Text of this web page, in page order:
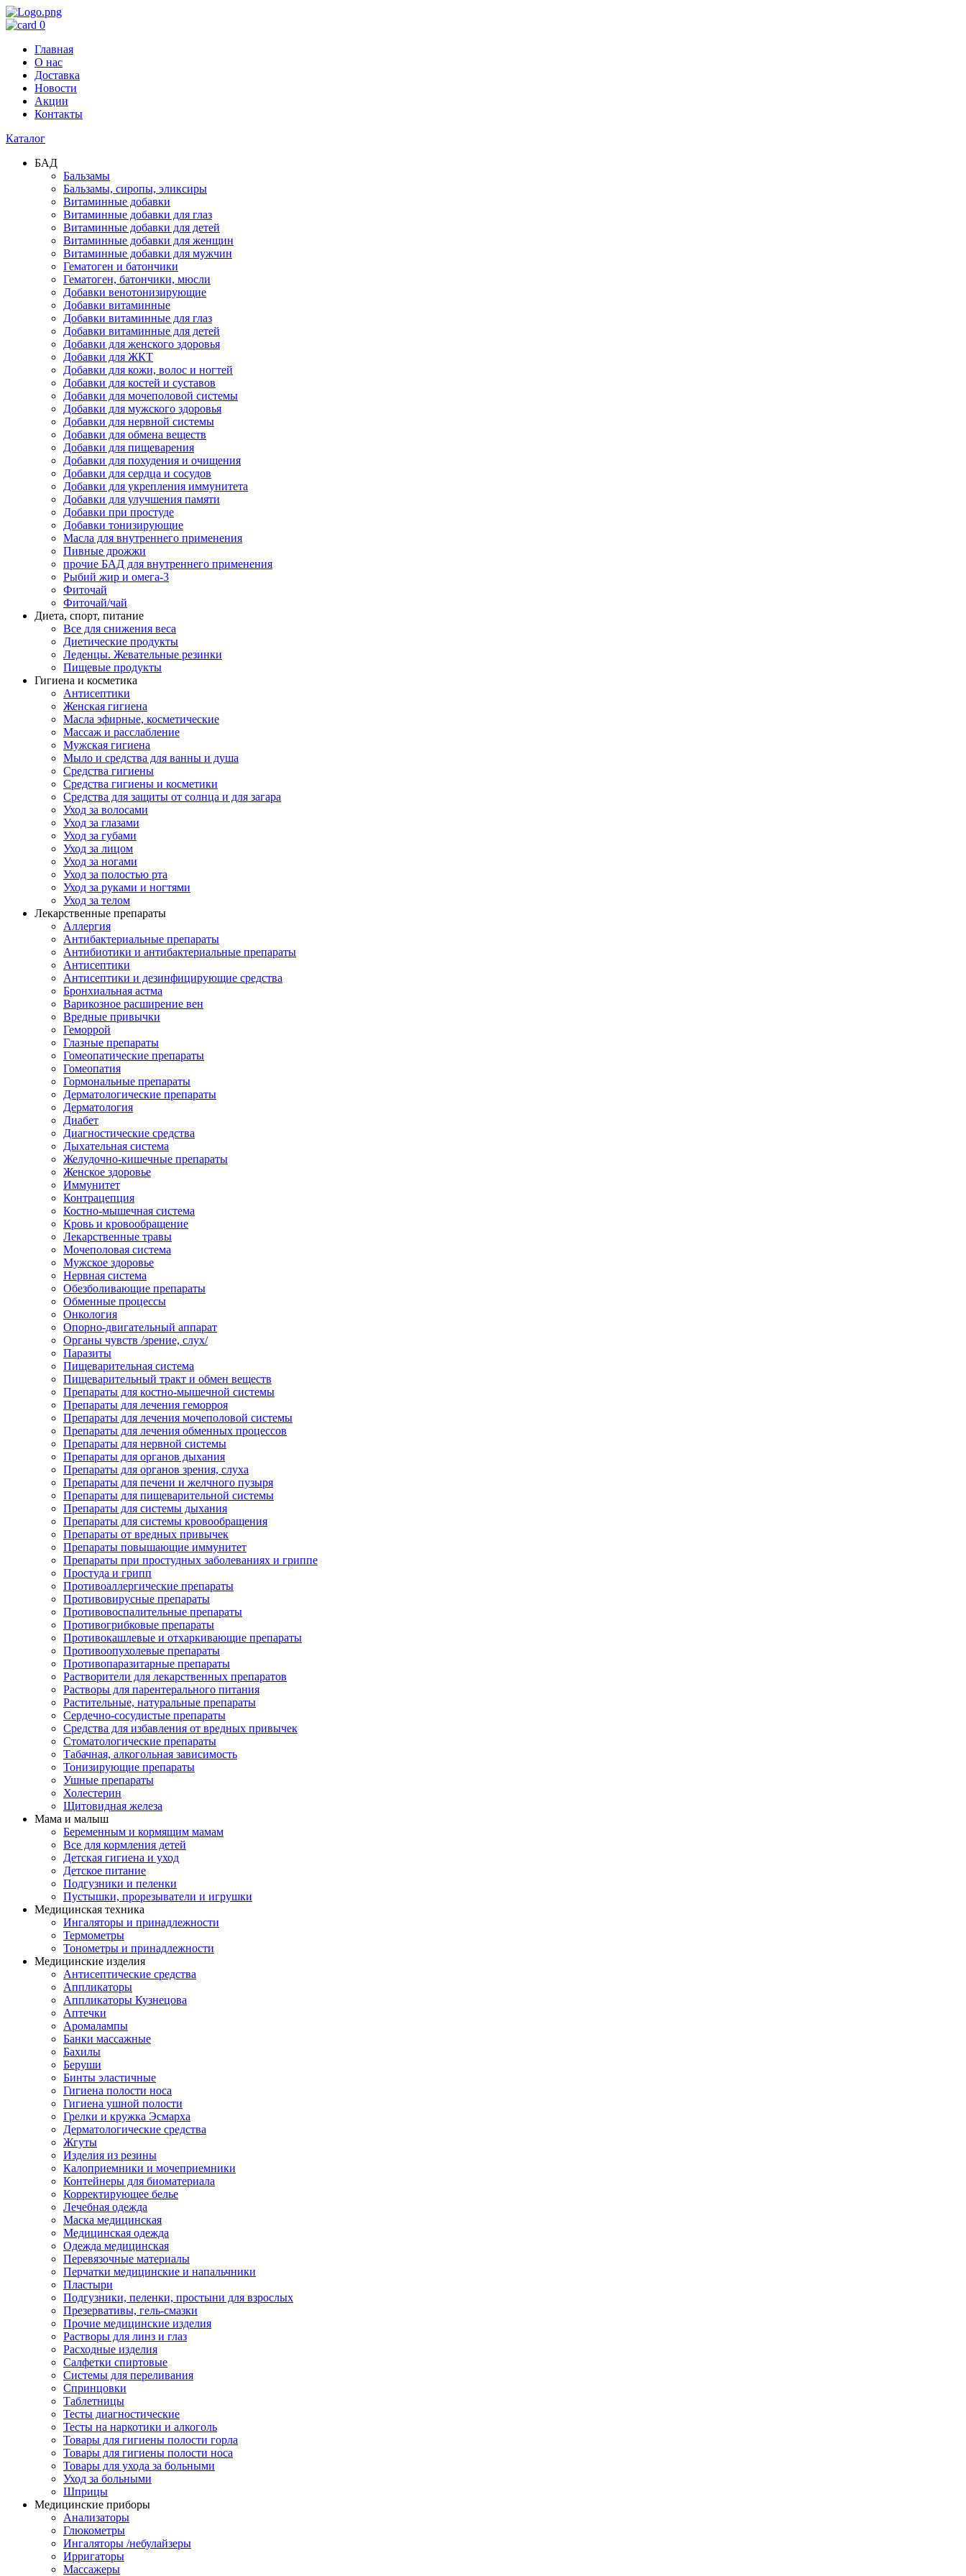
0
Главная
О нас
Доставка
Новости
Акции
Контакты
Каталог
БАД
Бальзамы
Бальзамы, сиропы, эликсиры
Витаминные добавки
Витаминные добавки для глаз
Витаминные добавки для детей
Витаминные добавки для женщин
Витаминные добавки для мужчин
Гематоген и батончики
Гематоген, батончики, мюсли
Добавки венотонизирующие
Добавки витаминные
Добавки витаминные для глаз
Добавки витаминные для детей
Добавки для женского здоровья
Добавки для ЖКТ
Добавки для кожи, волос и ногтей
Добавки для костей и суставов
Добавки для мочеполовой системы
Добавки для мужского здоровья
Добавки для нервной системы
Добавки для обмена веществ
Добавки для пищеварения
Добавки для похудения и очищения
Добавки для сердца и сосудов
Добавки для укрепления иммунитета
Добавки для улучшения памяти
Добавки при простуде
Добавки тонизирующие
Масла для внутреннего применения
Пивные дрожжи
прочие БАД для внутреннего применения
Рыбий жир и омега-3
Фиточай
Фиточай/чай
Диета, спорт, питание
Все для снижения веса
Диетические продукты
Леденцы. Жевательные резинки
Пищевые продукты
Гигиена и косметика
Антисептики
Женская гигиена
Масла эфирные, косметические
Массаж и расслабление
Мужская гигиена
Мыло и средства для ванны и душа
Средства гигиены
Средства гигиены и косметики
Средства для защиты от солнца и для загара
Уход за волосами
Уход за глазами
Уход за губами
Уход за лицом
Уход за ногами
Уход за полостью рта
Уход за руками и ногтями
Уход за телом
Лекарственные препараты
Аллергия
Антибактериальные препараты
Антибиотики и антибактериальные препараты
Антисептики
Антисептики и дезинфицирующие средства
Бронхиальная астма
Варикозное расширение вен
Вредные привычки
Геморрой
Глазные препараты
Гомеопатические препараты
Гомеопатия
Гормональные препараты
Дерматологические препараты
Дерматология
Диабет
Диагностические средства
Дыхательная система
Желудочно-кишечные препараты
Женское здоровье
Иммунитет
Контрацепция
Костно-мышечная система
Кровь и кровообращение
Лекарственные травы
Мочеполовая система
Мужское здоровье
Нервная система
Обезболивающие препараты
Обменные процессы
Онкология
Опорно-двигательный аппарат
Органы чувств /зрение, слух/
Паразиты
Пищеварительная система
Пищеварительный тракт и обмен веществ
Препараты для костно-мышечной системы
Препараты для лечения геморроя
Препараты для лечения мочеполовой системы
Препараты для лечения обменных процессов
Препараты для нервной системы
Препараты для органов дыхания
Препараты для органов зрения, слуха
Препараты для печени и желчного пузыря
Препараты для пищеварительной системы
Препараты для системы дыхания
Препараты для системы кровообращения
Препараты от вредных привычек
Препараты повышающие иммунитет
Препараты при простудных заболеваниях и гриппе
Простуда и грипп
Противоаллергические препараты
Противовирусные препараты
Противовоспалительные препараты
Противогрибковые препараты
Противокашлевые и отхаркивающие препараты
Противоопухолевые препараты
Противопаразитарные препараты
Растворители для лекарственных препаратов
Растворы для парентерального питания
Растительные, натуральные препараты
Сердечно-сосудистые препараты
Средства для избавления от вредных привычек
Стоматологические препараты
Табачная, алкогольная зависимость
Тонизирующие препараты
Ушные препараты
Холестерин
Щитовидная железа
Мама и малыш
Беременным и кормящим мамам
Все для кормления детей
Детская гигиена и уход
Детское питание
Подгузники и пеленки
Пустышки, прорезыватели и игрушки
Медицинская техника
Ингаляторы и принадлежности
Термометры
Тонометры и принадлежности
Медицинские изделия
Антисептические средства
Аппликаторы
Аппликаторы Кузнецова
Аптечки
Аромалампы
Банки массажные
Бахилы
Беруши
Бинты эластичные
Гигиена полости носа
Гигиена ушной полости
Грелки и кружка Эсмарха
Дерматологические средства
Жгуты
Изделия из резины
Калоприемники и мочеприемники
Контейнеры для биоматериала
Корректирующее белье
Лечебная одежда
Маска медицинская
Медицинская одежда
Одежда медицинская
Перевязочные материалы
Перчатки медицинские и напальчники
Пластыри
Подгузники, пеленки, простыни для взрослых
Презервативы, гель-смазки
Прочие медицинские изделия
Растворы для линз и глаз
Расходные изделия
Салфетки спиртовые
Системы для переливания
Спринцовки
Таблетницы
Тесты диагностические
Тесты на наркотики и алкоголь
Товары для гигиены полости горла
Товары для гигиены полости носа
Товары для ухода за больными
Уход за больными
Шприцы
Медицинские приборы
Анализаторы
Глюкометры
Ингаляторы /небулайзеры
Ирригаторы
Массажеры